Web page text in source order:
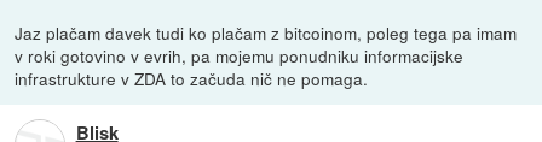
Jaz plačam davek tudi ko plačam z bitcoinom, poleg tega pa imam
v roki gotovino v evrih, pa mojemu ponudniku informacijske
infrastrukture v ZDA to začuda nič ne pomaga.
Blisk